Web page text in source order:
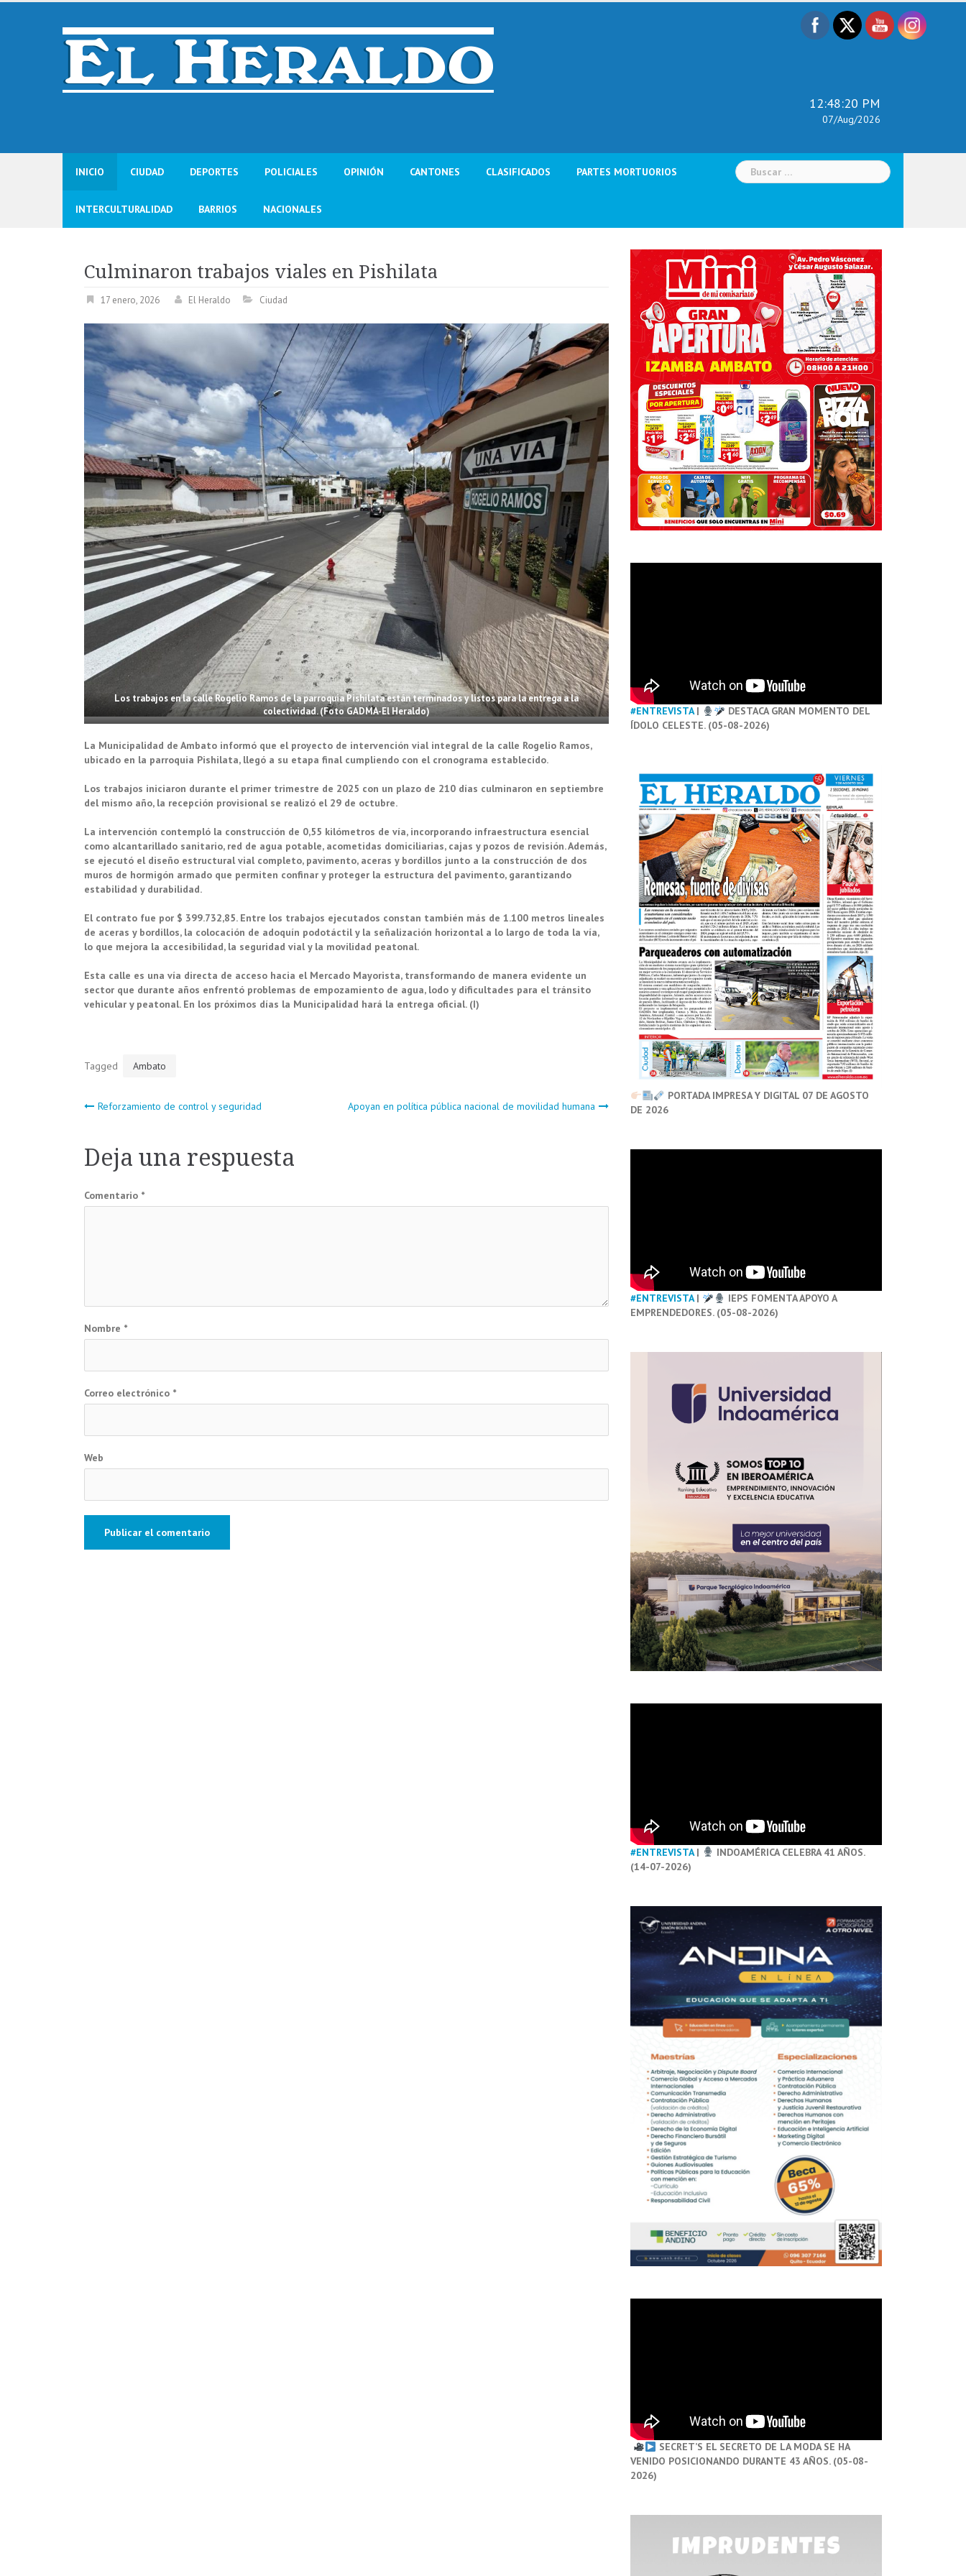
Skip
12:48:21 PM
07/Aug/2026
INICIO CIUDAD DEPORTES POLICIALES OPINIÓN CANTONES CLASIFICADOS PARTES MORTUORIOS
INTERCULTURALIDAD BARRIOS NACIONALES
Buscar:
Culminaron trabajos viales en Pishilata
17 enero, 2026 El Heraldo Ciudad
Los trabajos en la calle Rogelio Ramos de la parroquia Pishilata están terminados y listos para la entrega a la
colectividad. (Foto GADMA-El Heraldo)
La Municipalidad de Ambato informó que el proyecto de intervención vial integral de la calle Rogelio Ramos,
ubicado en la parroquia Pishilata, llegó a su etapa final cumpliendo con el cronograma establecido.
Los trabajos iniciaron durante el primer trimestre de 2025 con un plazo de 210 días culminaron en septiembre
del mismo año, la recepción provisional se realizó el 29 de octubre.
La intervención contempló la construcción de 0,55 kilómetros de vía, incorporando infraestructura esencial
como alcantarillado sanitario, red de agua potable, acometidas domiciliarias, cajas y pozos de revisión. Además,
se ejecutó el diseño estructural vial completo, pavimento, aceras y bordillos junto a la construcción de dos
muros de hormigón armado que permiten confinar y proteger la estructura del pavimento, garantizando
estabilidad y durabilidad.
El contrato fue por $ 399.732,85. Entre los trabajos ejecutados constan también más de 1.100 metros lineales
de aceras y bordillos, la colocación de adoquín podotáctil y la señalización horizontal a lo largo de toda la vía,
lo que mejora la accesibilidad, la seguridad vial y la movilidad peatonal.
Esta calle es una vía directa de acceso hacia el Mercado Mayorista, transformando de manera evidente un
sector que durante años enfrentó problemas de empozamiento de agua, lodo y dificultades para el tránsito
vehicular y peatonal. En los próximos días la Municipalidad hará la entrega oficial. (I)
Tagged Ambato
Navegación
de
entradas
Reforzamiento de control y seguridad Apoyan en política pública nacional de movilidad humana
Deja una respuesta
Comentario *
Nombre *
Correo electrónico *
Web
#ENTREVISTA|
DESTACA GRAN MOMENTO DEL
ÍDOLO CELESTE. (05-08-2026)
PORTADA IMPRESA Y DIGITAL 07 DE AGOSTO
DE 2026
#ENTREVISTA|
IEPS FOMENTA APOYO A
EMPRENDEDORES. (05-08-2026)
#ENTREVISTA|
INDOAMÉRICA CELEBRA 41 AÑOS.
(14-07-2026)
SECRET’S EL SECRETO DE LA MODA SE HA
VENIDO POSICIONANDO DURANTE 43 AÑOS. (05-08-
2026)